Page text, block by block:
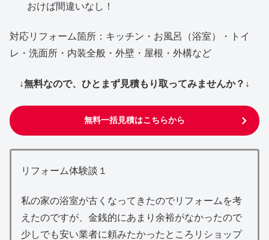
おけば間違いなし！
対応リフォーム箇所：キッチン・お風呂（浴室）・トイ
レ・洗面所・内装全般・外壁・屋根・外構など
↓無料なので、ひとまず見積もり取ってみませんか？↓
無料一括見積はこちらから
リフォーム体験談１
私の家の浴室が古くなってきたのでリフォームを考
えたのですが、金銭的にあまり余裕がなかったので
少しでも安い業者に頼みたかったところリショップ